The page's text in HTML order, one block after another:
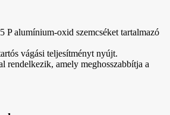
alumínium-oxid szemcséket tartalmazó
vágási teljesítményt nyújt.
rendelkezik, amely meghosszabbítja a